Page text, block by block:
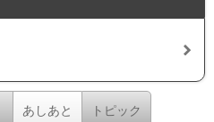
あしあと トピック